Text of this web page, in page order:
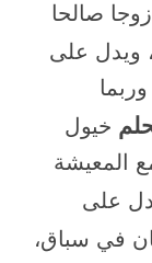
زوجا صالحا
ويدل على
خيول
المعيشة
على
في سباق،